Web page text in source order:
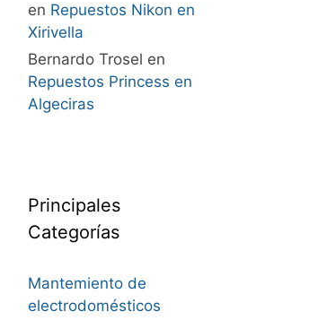
en Repuestos Nikon en
Xirivella
Bernardo Trosel en
Repuestos Princess en
Algeciras
Principales
Categorías
Mantemiento de
electrodomésticos